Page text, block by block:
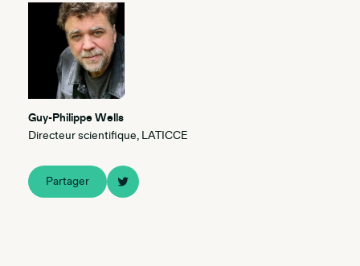
Guy-Philippe Wells
Directeur scientifique, LATICCE
Partager